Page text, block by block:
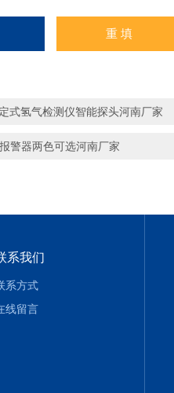
式氢气检测仪智能探头河南厂家
警器两色可选河南厂家
系我们
系方式
线留言